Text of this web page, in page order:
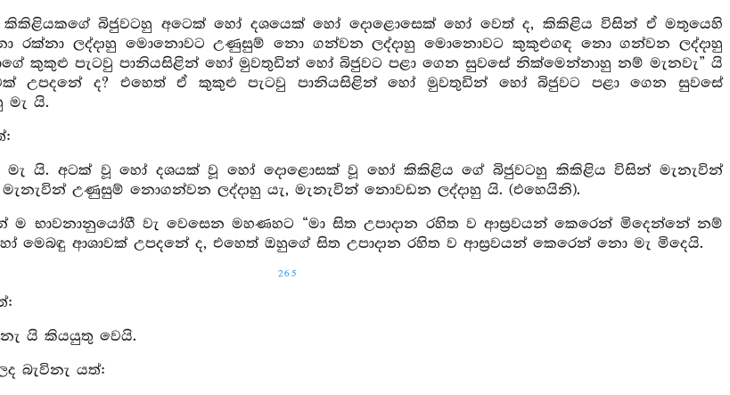
බිජුවටහු අටෙක් හෝ දශයෙක් හෝ දොළොසෙක් හෝ වෙත් ද, කිකිළිය විසින් ඒ මතුයෙහි
රක්නා ලද්දාහු මොනොවට උණුසුම් නො ගන්වන ලද්දාහු මොනොවට කුකුළුගඳ නො ගන්වන ලද්දාහු
කුකුළු පැටවු පානියසිළින් හෝ මුවතුඩින් හෝ බිජුවට පළා ගෙන සුවසේ නික්මෙන්නාහු නම් මැනවැ” යි
උපදනේ ද? එහෙත් ඒ කුකුළු පැටවු පානියසිළින් හෝ මුවතුඩින් හෝ බිජුවට පළා ගෙන සුවසේ
යි.
යි. අටක් වූ හෝ දශයක් වූ හෝ දොළොසක් වූ හෝ කිකිළිය ගේ බිජුවටහු කිකිළිය විසින් මැනැවින්
උණුසුම් නොගන්වන ලද්දාහු යැ, මැනැවින් නොවඩන ලද්දාහු යි. (එහෙයිනි).
භාවනානුයෝගී වැ වෙසෙන මහණහට “මා සිත උපාදාන රහිත ව ආස්‍රවයන් කෙරෙන් මිදෙන්නේ නම්
මෙබඳු ආශාවක් උපදනේ ද, එහෙත් ඔහුගේ සිත උපාදාන රහිත ව ආස්‍රවයන් කෙරෙන් නො මැ මිදෙයි.
265
යි කියයුතු වෙයි.
බැවිනැ යත්: